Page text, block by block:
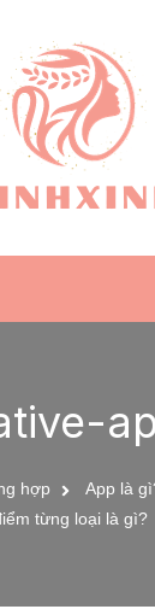
XinhXinh
tin tức cho phái
hợp
App là
từng loại là gì?